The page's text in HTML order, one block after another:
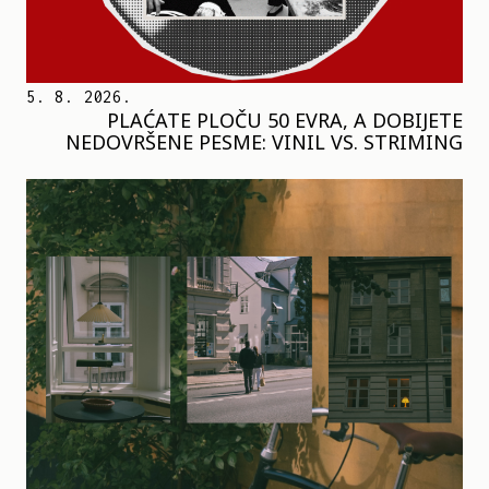
5. 8. 2026.
PLAĆATE PLOČU 50 EVRA, A DOBIJETE
NEDOVRŠENE PESME: VINIL VS. STRIMING